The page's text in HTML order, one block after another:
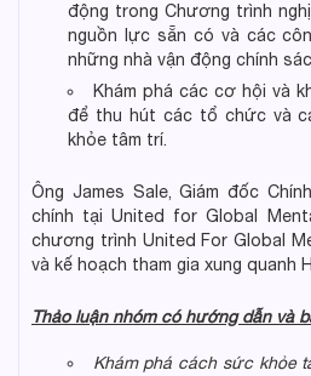
động trong Chương trình
nguồn lực sẵn có và các
những nhà vận động chính
Khám phá các cơ hội và
để thu hút các tổ chức và
khỏe tâm trí.
Ông James Sale, Giám đốc
chính tại United for Global
chương trình United For Global
và kế hoạch tham gia xung quanh
Thảo luận nhóm có hướng dẫn và
Khám phá cách sức khỏe